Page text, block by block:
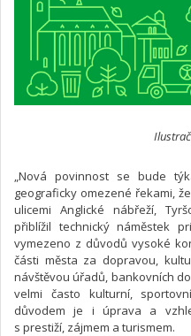
„Nová povinnost se bude
geograficky omezené řekami,
ulicemi Anglické nábřeží,
přiblížil technický náměstek
vymezeno z důvodů vysoké
části města za dopravou,
návštěvou úřadů, bankovních
velmi často kulturní,
důvodem je i úprava a
s prestiží, zájmem a turismem.